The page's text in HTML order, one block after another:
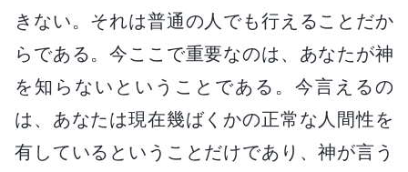
きない。それは普通の人でも行えることだか
らである。今ここで重要なのは、あなたが神
を知らないということである。今言えるの
は、あなたは現在幾ばくかの正常な人間性を
有しているということだけであり、神が言う